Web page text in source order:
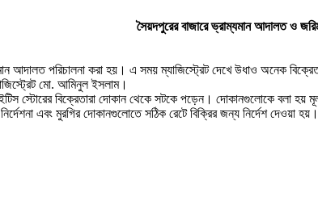
সৈয়দপুরের বাজারে ভ্রাম্যমান আদালত ও
আদালত পরিচালনা করা হয়। এ সময় ম্যাজিস্ট্রেট দেখে উধাও অনেক
মো. আমিনুল ইসলাম।
স্টোরের বিক্রেতারা দোকান থেকে সটকে পড়েন। দোকানগুলোকে বলা হয়
এবং মুরগির দোকানগুলোতে সঠিক রেটে বিক্রির জন্য নির্দেশ দেওয়া